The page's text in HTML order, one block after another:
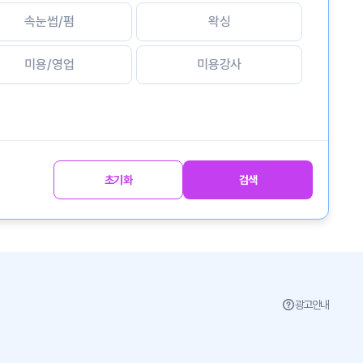
속눈썹/펌 왁싱
미용/영업 미용강사
초기화 검색
광고안내